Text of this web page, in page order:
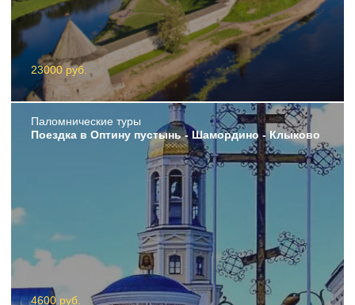
23000 руб.
Пaломнические туры
Поездка в Оптину пустынь - Шамордино - Клыково
4600 руб.